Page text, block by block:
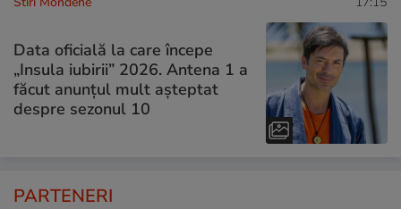
Data oficială la care începe
„Insula iubirii” 2026. Antena 1 a
făcut anunțul mult așteptat
despre sezonul 10
PARTENERI